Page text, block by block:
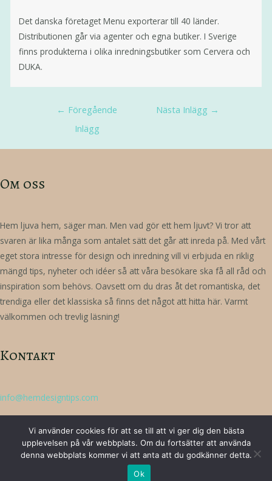
Det danska företaget Menu exporterar till 40 länder.
Distributionen går via agenter och egna butiker. I Sverige
finns produkterna i olika inredningsbutiker som Cervera och
DUKA.
← Föregående
Inlägg
Nästa Inlägg →
Om oss
Hem ljuva hem, säger man. Men vad gör ett hem ljuvt? Vi tror att
svaren är lika många som antalet sätt det går att inreda på. Med vårt
eget stora intresse för design och inredning vill vi erbjuda en riklig
mängd tips, nyheter och idéer så att våra besökare ska få all råd och
inspiration som behövs. Oavsett om du dras åt det romantiska, det
trendiga eller det klassiska så finns det något att hitta här. Varmt
välkommen och trevlig läsning!
Kontakt
info@hemdesigntips.com
Copyright © 2026 Hemdesigntips.se
Vi använder cookies för att se till att vi ger dig den bästa
upplevelsen på vår webbplats. Om du fortsätter att använda
denna webbplats kommer vi att anta att du godkänner detta.
Ok